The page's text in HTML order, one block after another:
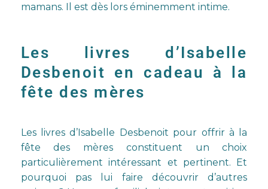
mamans. Il est dès lors éminemment intime.
Les livres d’Isabelle
Desbenoit en cadeau à la
fête des mères
Les livres d’Isabelle Desbenoit pour offrir à la
fête des mères constituent un choix
particulièrement intéressant et pertinent. Et
pourquoi pas lui faire découvrir d’autres